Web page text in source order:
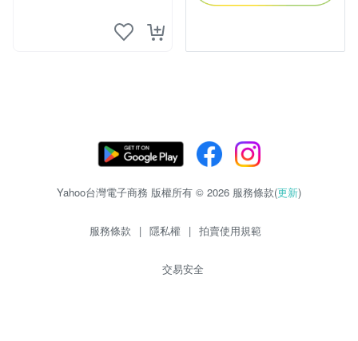
Yahoo台灣電子商務 版權所有 © 2026 服務條款(更新)
服務條款 | 隱私權 | 拍賣使用規範
交易安全